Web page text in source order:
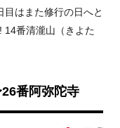
はまた修行の日へと
14番清瀧山（きよた
番阿弥陀寺